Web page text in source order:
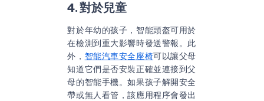
4. 對於兒童
對於年幼的孩子，智能頭盔可用於
在檢測到重大影響時發送警報。此
外， 智能汽車安全座椅可以讓父母
知道它們是否安裝正確並連接到父
母的智能手機。如果孩子解開安全
帶或無人看管，該應用程序會發出